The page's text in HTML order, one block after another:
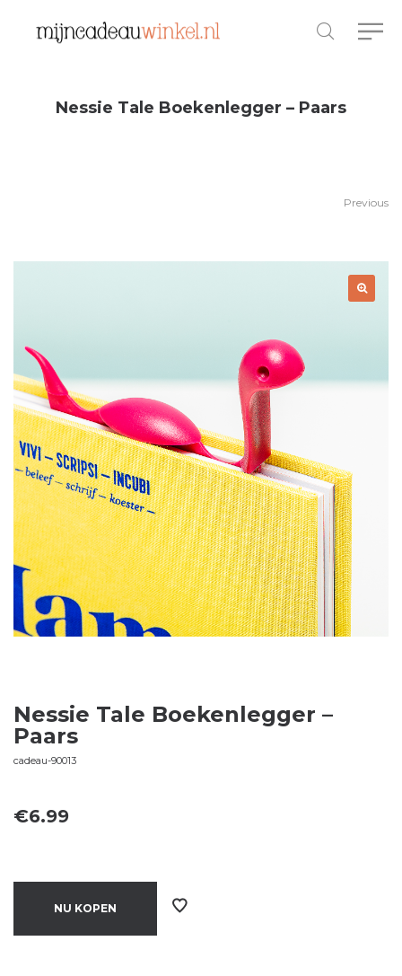
Nessie Tale Boekenlegger – Paars
Previous
Nessie Tale Boekenlegger –
Paars
cadeau-90013
€6.99
NU KOPEN